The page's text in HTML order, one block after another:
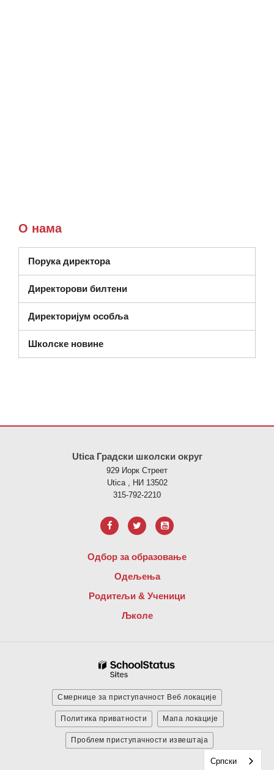
О нама
Порука директора
Директорови билтени
Директоријум особља
Школске новине
Utica Градски школски округ
929 Иорк Стреет
Utica , НИ 13502
315-792-2210
Одбор за образовање
Одељења
Родитељи & Ученици
Љколе
Смернице за приступачност Веб локације
Политика приватности Мапа локације
Проблем приступачности извештаја
Српски